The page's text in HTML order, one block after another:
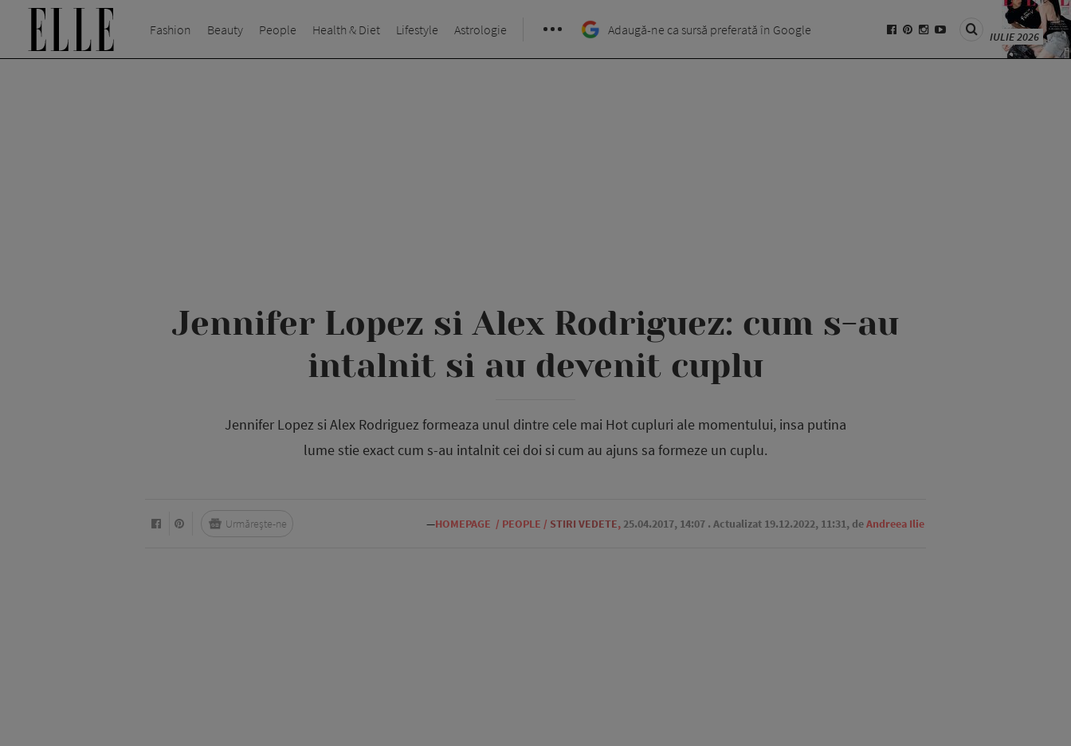
Fashion Beauty People Health & Diet Lifestyle Astrologie Adaugă-ne ca sursă preferată în Google IULIE 2026
Jennifer Lopez si Alex Rodriguez: cum s-au
intalnit si au devenit cuplu
Jennifer Lopez si Alex Rodriguez formeaza unul dintre cele mai Hot cupluri ale momentului, insa putina
lume stie exact cum s-au intalnit cei doi si cum au ajuns sa formeze un cuplu.
—HOMEPAGE / PEOPLE / STIRI VEDETE, 25.04.2017, 14:07 . Actualizat 19.12.2022, 11:31, deAndreea Ilie
Urmărește-ne